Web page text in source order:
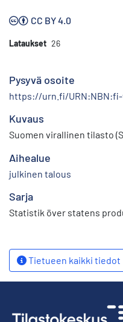
CC BY 4.0
Lataukset 26
Pysyvä osoite
https://urn.fi/URN:NBN:fi-
Kuvaus
Suomen virallinen tilasto
Aihealue
julkinen talous
Sarja
Statistik över statens
Tietueen kaikki tiedot